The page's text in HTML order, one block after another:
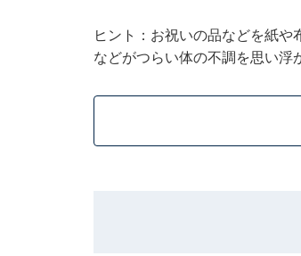
ヒント：お祝いの品などを紙
などがつらい体の不調を思い浮